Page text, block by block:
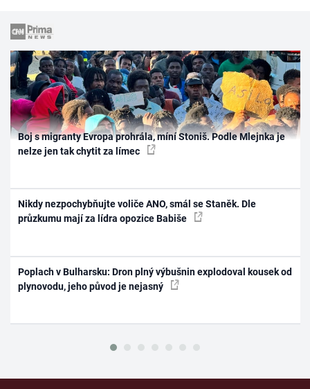
Boj s migranty Evropa prohrála, míní Stoniš. Podle Mlejnka je
nelze jen tak chytit za límec
Nikdy nezpochybňujte voliče ANO, smál se Staněk. Dle
průzkumu mají za lídra opozice Babiše
Poplach v Bulharsku: Dron plný výbušnin explodoval kousek od
plynovodu, jeho původ je nejasný